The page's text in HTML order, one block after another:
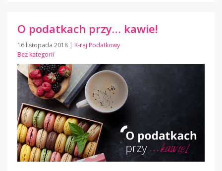
O podatkach przy… kawie!
16 listopada 2018 | K-raj Podatkowy
Bez kategorii